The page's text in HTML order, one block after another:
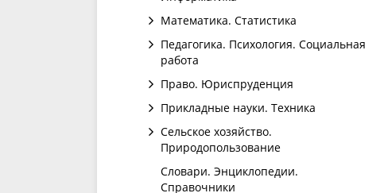
Математика. Статистика
Педагогика. Психология. Социальная
работа
Право. Юриспруденция
Прикладные науки. Техника
Сельское хозяйство.
Природопользование
Словари. Энциклопедии.
Справочники